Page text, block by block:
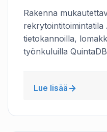
Rakenna
rekrytointitoimintatila
tietokannoilla,
työnkuluilla
Lue lisää